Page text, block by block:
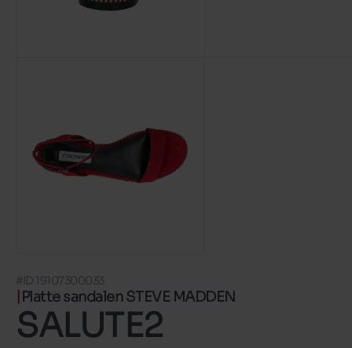
#ID 19107300033
Platte sandalen STEVE MADDEN
SALUTE2